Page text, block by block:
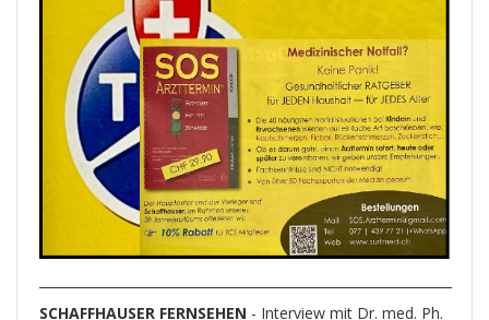
SCHAFFHAUSER FERNSEHEN - Interview mit Dr. med. Ph.